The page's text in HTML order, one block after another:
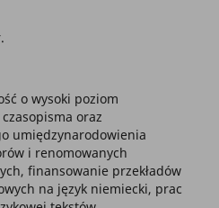
o wysoki poziom
oraz
umiędzynarodowienia
i renomowanych
finansowanie przekładów
na język niemiecki, prac